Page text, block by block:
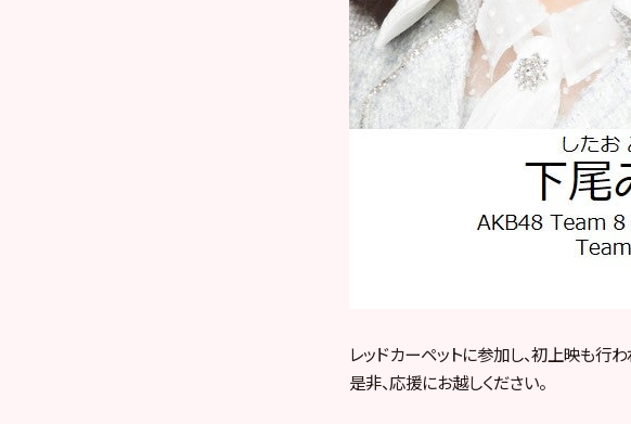
レッドカーペットに参加し、初上映も行わ
是非、応援にお越しください。